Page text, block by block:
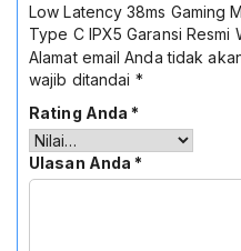
Low Latency 38ms Gaming
Type C IPX5 Garansi Resmi
Alamat email Anda tidak
wajib ditandai *
Rating Anda*
Ulasan Anda*